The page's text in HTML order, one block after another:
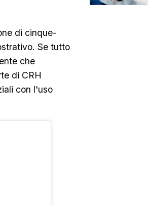
di cinque-
Se tutto
che
di CRH
con l'uso